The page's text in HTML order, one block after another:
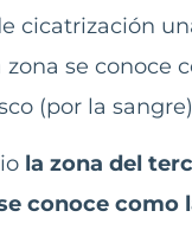
cicatrización
zona se conoce
(por la
la zona del
conoce como